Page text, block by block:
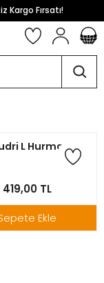
Kargo Fırsatı!
L Hurma
419,00 TL
Ekle